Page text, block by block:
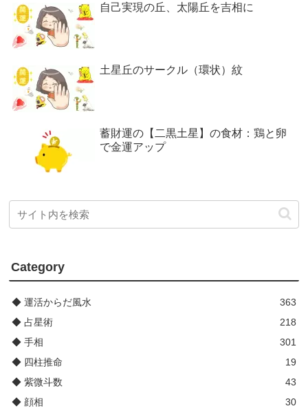
自己実現の丘、太陽丘を吉相に
土星丘のサークル（環状）紋
蓄財運の【二黒土星】の食材：鶏と卵
で金運アップ
Category
◆ 運活からだ風水
363
◆ 占星術
218
◆ 手相
301
◆ 四柱推命
19
◆ 紫微斗数
43
◆ 顔相
30